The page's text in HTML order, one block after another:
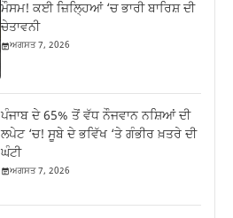
ਮੌਸਮ! ਕਈ ਜ਼ਿਲ੍ਹਿਆਂ ‘ਚ ਭਾਰੀ ਬਾਰਿਸ਼ ਦੀ
ਚੇਤਾਵਨੀ
ਅਗਸਤ 7, 2026
ਪੰਜਾਬ ਦੇ 65% ਤੋਂ ਵੱਧ ਨੌਜਵਾਨ ਨਸ਼ਿਆਂ ਦੀ
ਲਪੇਟ ‘ਚ! ਸੂਬੇ ਦੇ ਭਵਿੱਖ ‘ਤੇ ਗੰਭੀਰ ਖ਼ਤਰੇ ਦੀ
ਘੰਟੀ
ਅਗਸਤ 7, 2026